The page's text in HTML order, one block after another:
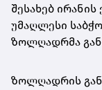
შესახებ
უმაღლესი
ზოლღადრმა
ზოლღადრის